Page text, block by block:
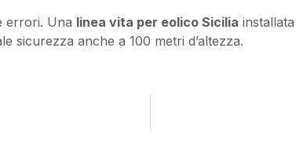
errori. Una linea vita per eolico Sicilia
sicurezza anche a 100 metri d’altezza.